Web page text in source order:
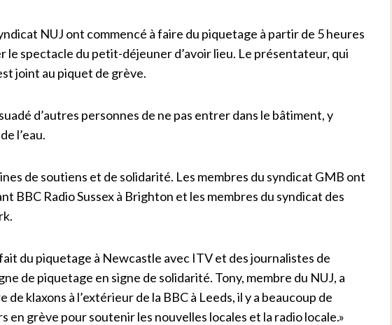
NUJ ont commencé à faire du piquetage à partir de 5 heures
le spectacle du petit-déjeuner d’avoir lieu. Le présentateur, qui
joint au piquet de grève.
d’autres personnes de ne pas entrer dans le bâtiment, y
l’eau.
de soutiens et de solidarité. Les membres du syndicat GMB ont
BBC Radio Sussex à Brighton et les membres du syndicat des
du piquetage à Newcastle avec ITV et des journalistes de
de piquetage en signe de solidarité. Tony, membre du NUJ, a
klaxons à l’extérieur de la BBC à Leeds, il y a beaucoup de
en grève pour soutenir les nouvelles locales et la radio locale.»